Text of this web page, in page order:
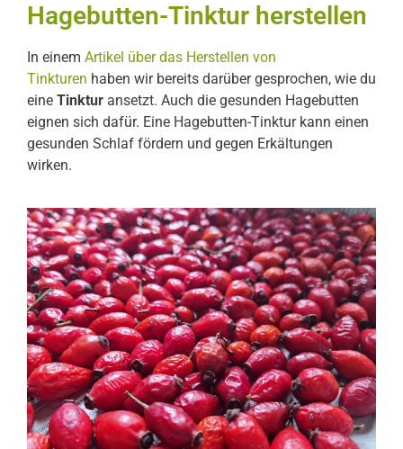
Hagebutten-Tinktur herstellen
In einem Artikel über das Herstellen von
Tinkturen haben wir bereits darüber gesprochen, wie du
eine Tinktur ansetzt. Auch die gesunden Hagebutten
eignen sich dafür. Eine Hagebutten-Tinktur kann einen
gesunden Schlaf fördern und gegen Erkältungen
wirken.